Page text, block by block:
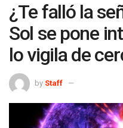
¿Te falló la
Sol se pone
lo vigila de
by Staff